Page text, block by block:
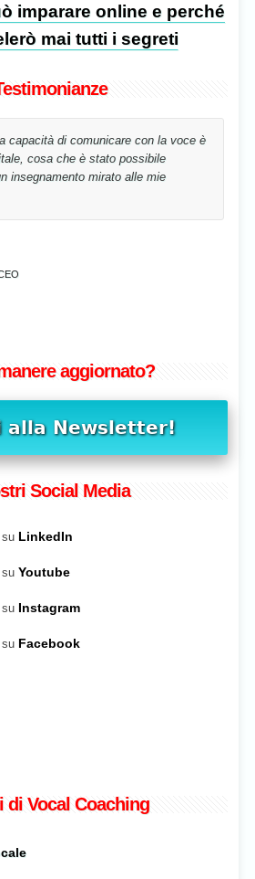
imparare online e perché
mai tutti i segreti
riabilitata in tempo record,
la mia postura!
aggiornato?
Social Media
su LinkedIn
su Youtube
su Instagram
su Facebook
di Vocal Coaching